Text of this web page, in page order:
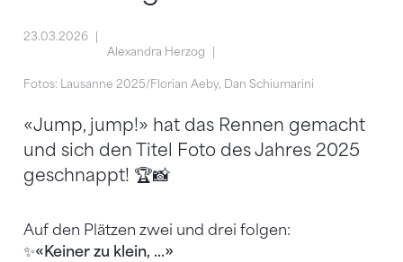
23.03.2026
Alexandra Herzog
Fotos: Lausanne 2025/Florian Aeby, Dan Schiumarini
«Jump, jump!» hat das Rennen gemacht
und sich den Titel Foto des Jahres 2025
geschnappt! 🏆📸
Auf den Plätzen zwei und drei folgen:
✨«Keiner zu klein, …»